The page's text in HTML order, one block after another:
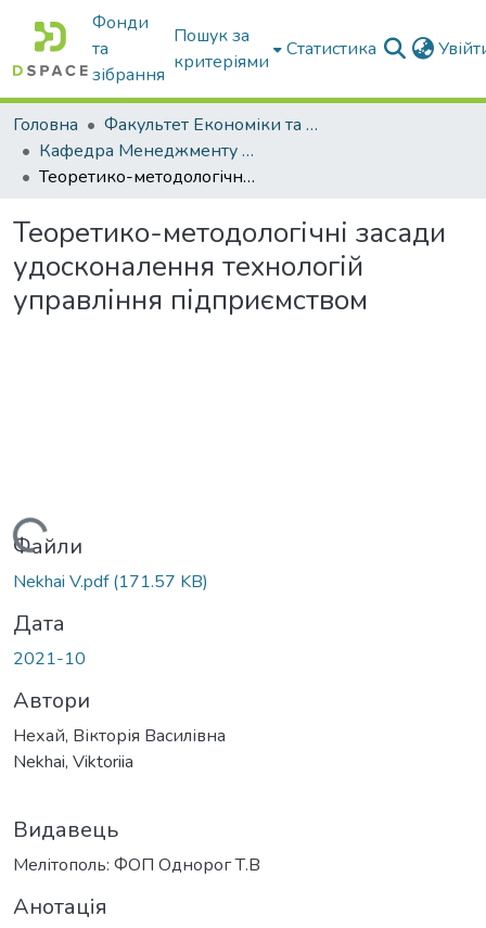
Фонди
та
зібрання
Пошук за
критеріями
Статистика
Головна
Факультет Економіки та бізнесу
Кафедра Менеджменту та публічного адміністрування
Теоретико-методологічні засади удосконалення технологій управління підприємством
Теоретико-методологічні засади
удосконалення технологій
управління підприємством
Вантажиться...
Файли
Nekhai V.pdf(171.57 KB)
Дата
2021-10
Автори
Нехай, Вікторія Василівна
Nekhai, Viktoriia
Видавець
Мелітополь: ФОП Однорог Т.В
Анотація